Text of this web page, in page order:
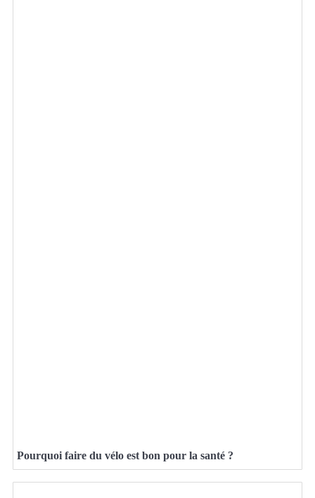
Pourquoi faire du vélo est bon pour la santé ?